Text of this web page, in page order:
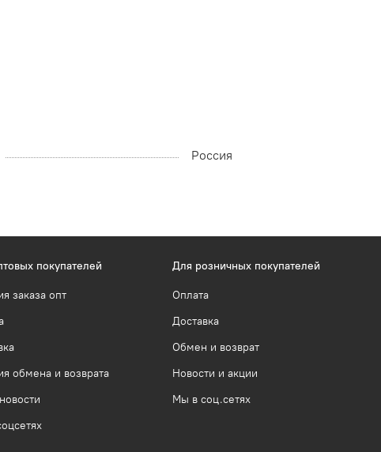
Россия
покупателей
заказа опт
обмена и возврата
Для розничных покупателей
Оплата
Доставка
Обмен и возврат
Новости и акции
Мы в соц.сетях